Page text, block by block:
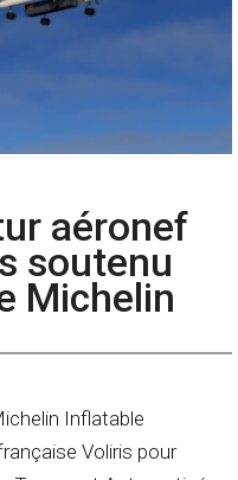
aéronef
soutenu
Michelin
Inflatable
Voliris pour